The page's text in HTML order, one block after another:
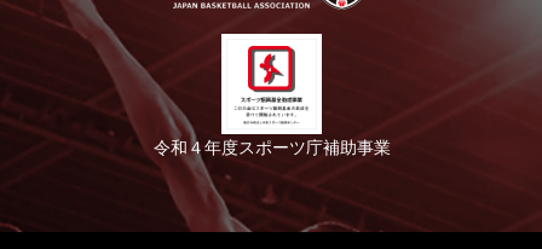
令和４年度スポーツ庁補助事業